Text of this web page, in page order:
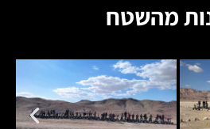
מהשטח